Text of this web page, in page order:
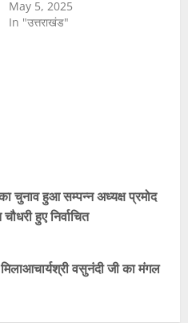
May 5, 2025
In "उत्तराखंड"
चुनाव हुआ सम्पन्न अध्यक्ष प्रमोद
हुए निर्वाचित
वसुनंदी जी का मंगल